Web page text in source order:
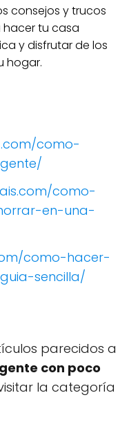
consejos y trucos
tu casa
y disfrutar de los
hogar.
como-
como-
en-una-
como-hacer-
sencilla/
parecidos a
con poco
la categoría